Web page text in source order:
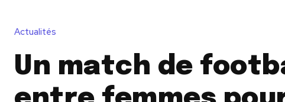
Actualités
Un match de